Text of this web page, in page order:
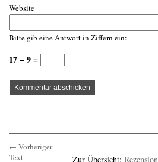
Website
Bitte gib eine Antwort in Ziffern ein:
17 − 9 =
← Vorheriger
Text
Zur Übersicht: Rezension